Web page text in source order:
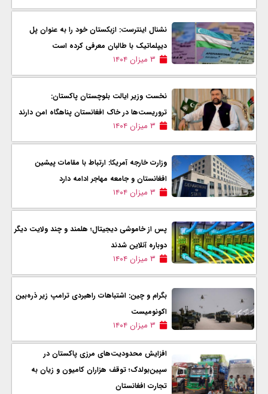
نشنال اینترست: ازبکستان خود را به عنوان پل
دیپلماتیک با طالبان معرفی کرده است
۳ میزان ۱۴۰۴
نخست وزیر ایالت بلوچستان پاکستان:
تروریست‌ها در خاک افغانستان پناهگاه امن دارند
۳ میزان ۱۴۰۴
وزارت خارجه آمریکا: ارتباط با مقامات پیشین
افغانستان و جامعه مهاجر ادامه دارد
۳ میزان ۱۴۰۴
پس از خاموشی دیجیتال؛ هلمند و چند ولایت دیگر
دوباره آنلاین شدند
۳ میزان ۱۴۰۴
بگرام و چین: اشتباهات راهبردی ترامپ زیر ذره‌بین
اکونومیست
۳ میزان ۱۴۰۴
افزایش محدودیت‌های مرزی پاکستان در
سپین‌بولدک؛ توقف هزاران کامیون و زیان به
تجارت افغانستان